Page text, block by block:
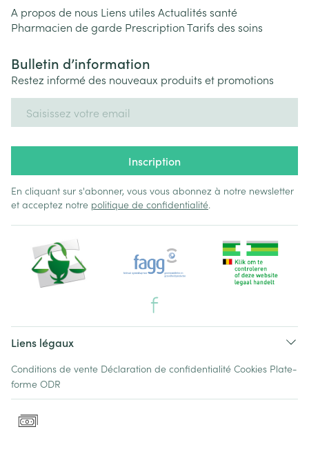
A propos de nous Liens utiles Actualités santé
Pharmacien de garde PrescriptionTarifs des soins
Bulletin d’information
Restez informé des nouveaux produits et promotions
Inscription
En cliquant sur s'abonner, vous vous abonnez à notre newsletter
et acceptez notre politique de confidentialité.
Liens légaux
Conditions de vente Déclaration de confidentialité Cookies Plate-
forme ODR